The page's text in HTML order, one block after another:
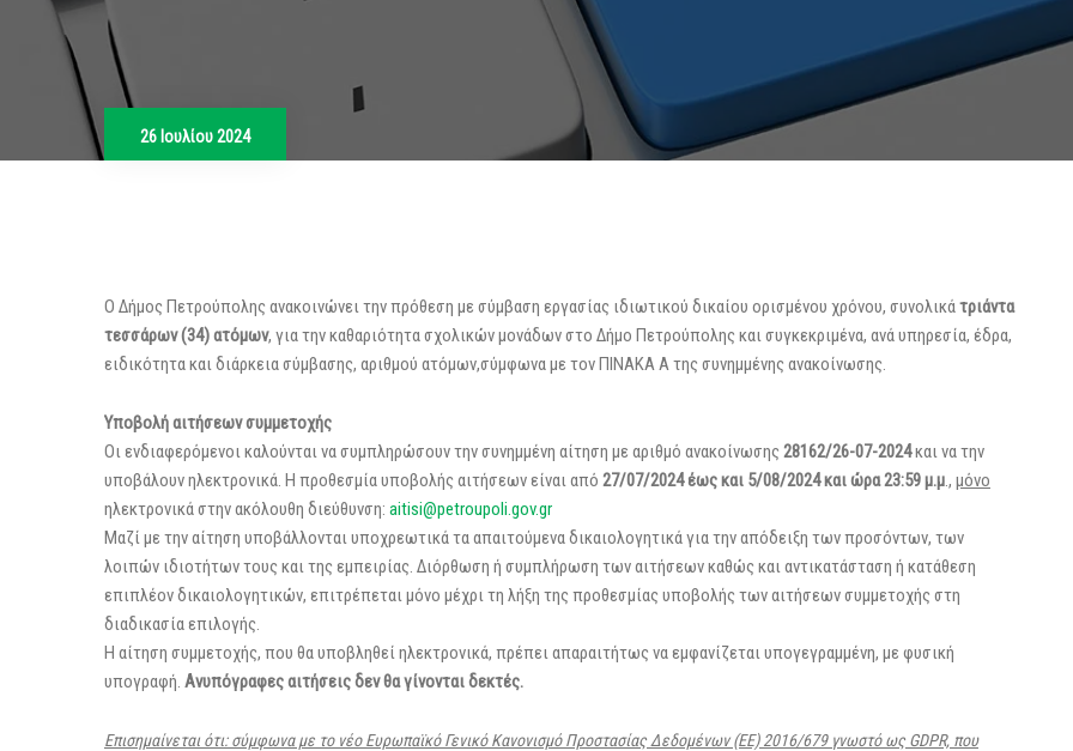
26 Ιουλίου 2024
Ο Δήμος Πετρούπολης ανακοινώνει την πρόθεση με σύμβαση εργασίας ιδιωτικού δικαίου ορισμένου χρόνου, συνολικάτριάντα
τεσσάρων (34) ατόμων, για την καθαριότητα σχολικών μονάδων στο Δήμο Πετρούπολης και συγκεκριμένα, ανά υπηρεσία, έδρα,
ειδικότητα και διάρκεια σύμβασης, αριθμού ατόμων,σύμφωνα με τον ΠΙΝΑΚΑ Α της συνημμένης ανακοίνωσης.
Υποβολή αιτήσεων συμμετοχής
Οι ενδιαφερόμενοι καλούνται να συμπληρώσουν την συνημμένη αίτηση με αριθμό ανακοίνωσης 28162/26-07-2024και να την
υποβάλουν ηλεκτρονικά. Η προθεσμία υποβολής αιτήσεων είναι από 27/07/2024 έως και 5/08/2024 και ώρα 23:59 μ.μ., μόνο
ηλεκτρονικά στην ακόλουθη διεύθυνση: aitisi@petroupoli.gov.gr
Μαζί με την αίτηση υποβάλλονται υποχρεωτικά τα απαιτούμενα δικαιολογητικά για την απόδειξη των προσόντων, των
λοιπών ιδιοτήτων τους και της εμπειρίας. Διόρθωση ή συμπλήρωση των αιτήσεων καθώς και αντικατάσταση ή κατάθεση
επιπλέον δικαιολογητικών, επιτρέπεται μόνο μέχρι τη λήξη της προθεσμίας υποβολής των αιτήσεων συμμετοχής στη
διαδικασία επιλογής.
Η αίτηση συμμετοχής, που θα υποβληθεί ηλεκτρονικά, πρέπει απαραιτήτως να εμφανίζεται υπογεγραμμένη, με φυσική
υπογραφή. Ανυπόγραφες αιτήσεις δεν θα γίνονται δεκτές.
Επισημαίνεται ότι: σύμφωνα με το νέο Ευρωπαϊκό Γενικό Κανονισμό Προστασίας Δεδομένων (ΕΕ) 2016/679 γνωστό ως GDPR, που